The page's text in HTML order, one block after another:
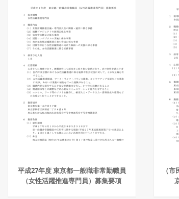
平成27年度 東京都一般職非常勤職員
（女性活躍推進専門員）募集要項
（